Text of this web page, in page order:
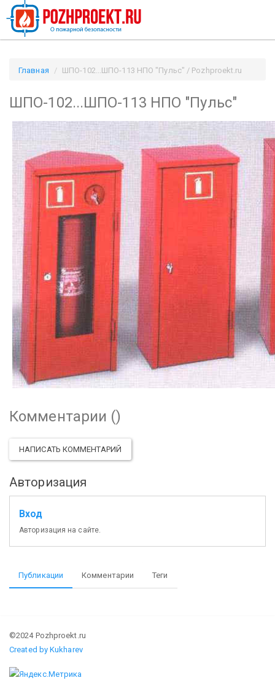
Главная ШПО-102...ШПО-113 НПО "Пульс" / Pozhproekt.ru
ШПО-102...ШПО-113 НПО "Пульс"
Комментарии ()
НАПИСАТЬ КОММЕНТАРИЙ
Авторизация
Вход
Авторизация на сайте.
Публикации Комментарии Теги
©2024 Pozhproekt.ru
Created by Kukharev